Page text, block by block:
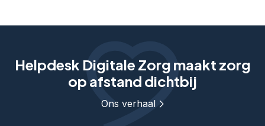
Helpdesk Digitale Zorg maakt zorg
op afstand dichtbij
Ons verhaal